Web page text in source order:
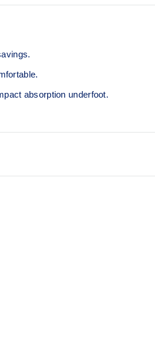
absorption underfoot.
outsole rubber